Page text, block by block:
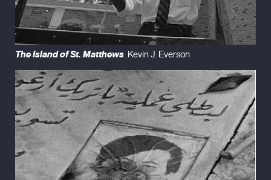
The Island of St. Matthews. Kevin J. Everson